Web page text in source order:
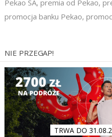
Pekao SA, premia od Pekao,
promocja banku Pekao,
NIE PRZEGAP!
TRWA DO